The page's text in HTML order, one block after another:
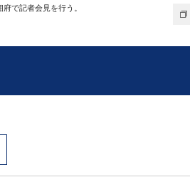
で記者会見を行う。